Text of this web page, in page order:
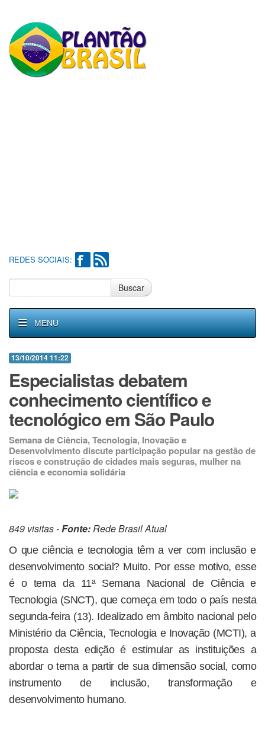
REDES SOCIAIS:
Buscar
MENU
13/10/2014 11:22
Especialistas debatem
conhecimento científico e
tecnológico em São Paulo
Semana de Ciência, Tecnologia, Inovação e
Desenvolvimento discute participação popular na gestão de
riscos e construção de cidades mais seguras, mulher na
ciência e economia solidária
849 visitas -Fonte:Rede Brasil Atual
O que ciência e tecnologia têm a ver com inclusão e
desenvolvimento social? Muito. Por esse motivo, esse
é o tema da 11ª Semana Nacional de Ciência e
Tecnologia (SNCT), que começa em todo o país nesta
segunda-feira (13). Idealizado em âmbito nacional pelo
Ministério da Ciência, Tecnologia e Inovação (MCTI), a
proposta desta edição é estimular as instituições a
abordar o tema a partir de sua dimensão social, como
instrumento de inclusão, transformação e
desenvolvimento humano.